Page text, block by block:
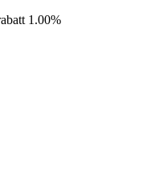
1.00%